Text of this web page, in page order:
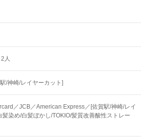
人
/神崎/レイヤーカット]
／JCB／American Express／[佐賀駅/神崎/レイ
髪染め/白髪ぼかし/TOKIO/髪質改善酸性ストレー